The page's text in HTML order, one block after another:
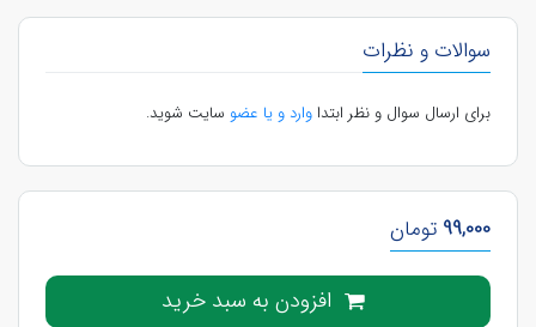
سوالات و نظرات
برای ارسال سوال و نظر ابتداوارد و یا عضو سایت شوید.
99,000 تومان
افزودن به سبد خرید